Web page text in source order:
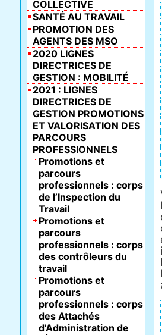
COLLECTIVE
SANTÉ AU TRAVAIL
PROMOTION DES
AGENTS DES MSO
2020 LIGNES
DIRECTRICES DE
GESTION : MOBILITÉ
2021 : LIGNES
DIRECTRICES DE
GESTION PROMOTIONS
ET VALORISATION DES
PARCOURS
PROFESSIONNELS
Promotions et
parcours
professionnels : corps
de l’Inspection du
Travail
Promotions et
parcours
professionnels : corps
des contrôleurs du
travail
Promotions et
parcours
professionnels : corps
des Attachés
d’Administration de